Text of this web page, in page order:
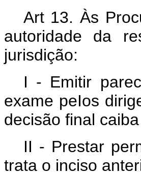
Art 13. Às
autoridade da
jurisdição:
I - Emitir
exame peIos
decisão final
II - Prestar
trata o inciso